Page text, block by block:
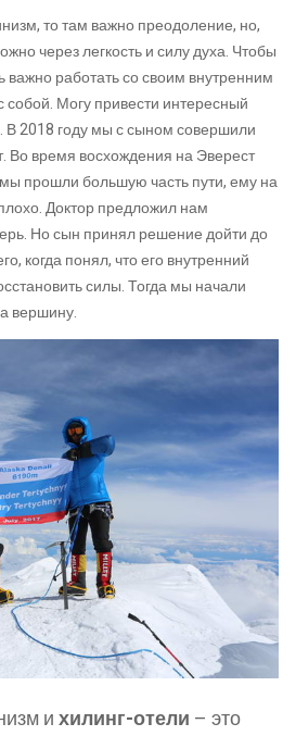
то там важно преодоление, но,
через легкость и силу духа. Чтобы
работать со своим внутренним
собой. Могу привести интересный
2018 году мы с сыном совершили
Во время восхождения на Эверест
прошли большую часть пути, ему на
Доктор предложил нам
Но сын принял решение дойти до
когда понял, что его внутренний
силы. Тогда мы начали
вершину.
и хилинг-отели – это